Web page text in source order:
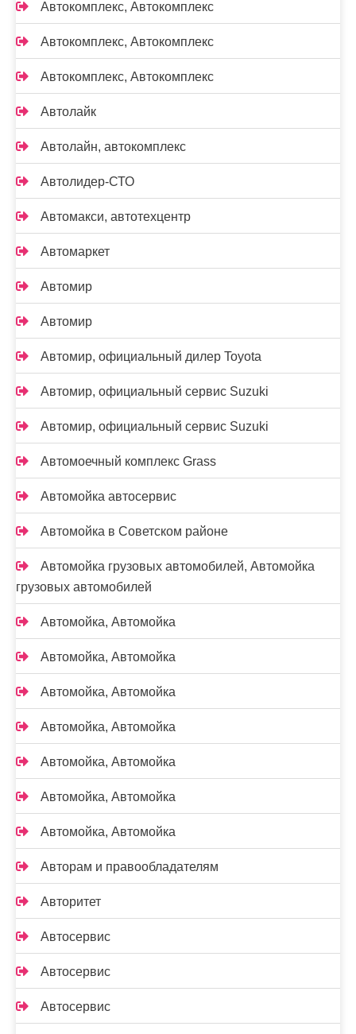
Автокомплекс, Автокомплекс
Автокомплекс, Автокомплекс
Автокомплекс, Автокомплекс
Автолайк
Автолайн, автокомплекс
Автолидер-СТО
Автомакси, автотехцентр
Автомаркет
Автомир
Автомир
Автомир, официальный дилер Toyota
Автомир, официальный сервис Suzuki
Автомир, официальный сервис Suzuki
Автомоечный комплекс Grass
Автомойка автосервис
Автомойка в Советском районе
Автомойка грузовых автомобилей, Автомойка
грузовых автомобилей
Автомойка, Автомойка
Автомойка, Автомойка
Автомойка, Автомойка
Автомойка, Автомойка
Автомойка, Автомойка
Автомойка, Автомойка
Автомойка, Автомойка
Авторам и правообладателям
Авторитет
Автосервис
Автосервис
Автосервис